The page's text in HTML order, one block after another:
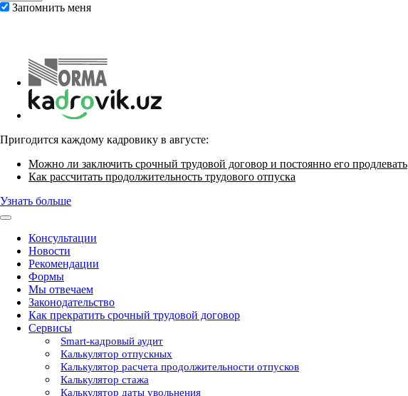
Запомнить меня
Пригодится каждому кадровику в августе:
Можно ли заключить срочный трудовой договор и постоянно его продлевать
Как рассчитать продолжительность трудового отпуска
Узнать больше
Консультации
Новости
Рекомендации
Формы
Мы отвечаем
Законодательство
Как прекратить срочный трудовой договор
Сервисы
Smart-кадровый аудит
Калькулятор отпускных
Калькулятор расчета продолжительности отпусков
Калькулятор стажа
Калькулятор даты увольнения